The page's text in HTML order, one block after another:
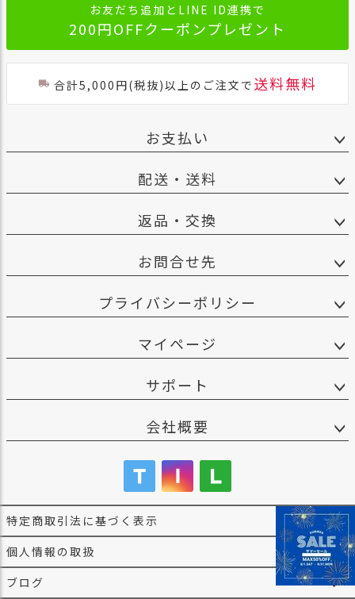
お友だち追加とLINE ID連携で
200円OFFクーポンプレゼント
合計5,000円(税抜)以上のご注文で 送料無料
お支払い
配送・送料
返品・交換
お問合せ先
プライバシーポリシー
マイページ
サポート
会社概要
特定商取引法に基づく表示
個人情報の取扱
ブログ